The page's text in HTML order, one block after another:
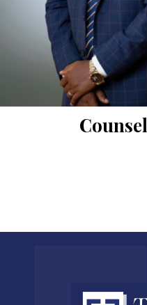
Counsel